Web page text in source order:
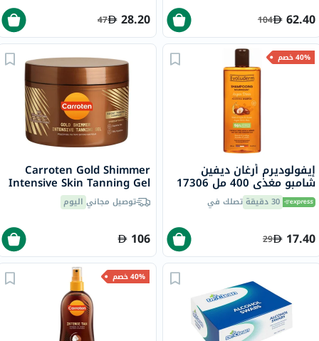
مل
62.40
104
28.20
47
40% خصم
إيفولوديرم أرغان ديفين
شامبو مغذي 400 مل 17306
30 دقيقة تصلك في
17.40
29
Carroten Gold Shimmer
Intensive Skin Tanning Gel
150mlتوصيل مجاني اليوم
106
40% خصم